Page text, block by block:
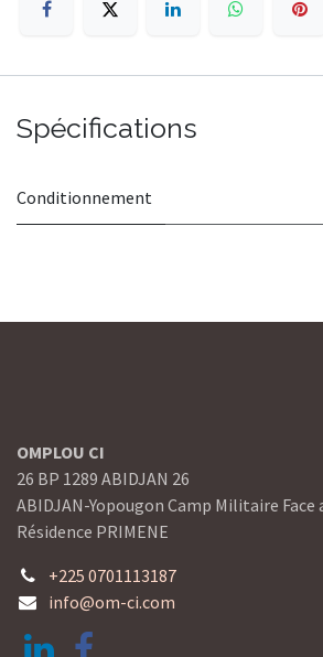
Spécifications
Conditionnement
OMPLOU CI
26 BP 1289 ABIDJAN 26
ABIDJAN-Yopougon Camp Militaire Face
Résidence PRIMENE
+225 0701113187
info@om-ci.com